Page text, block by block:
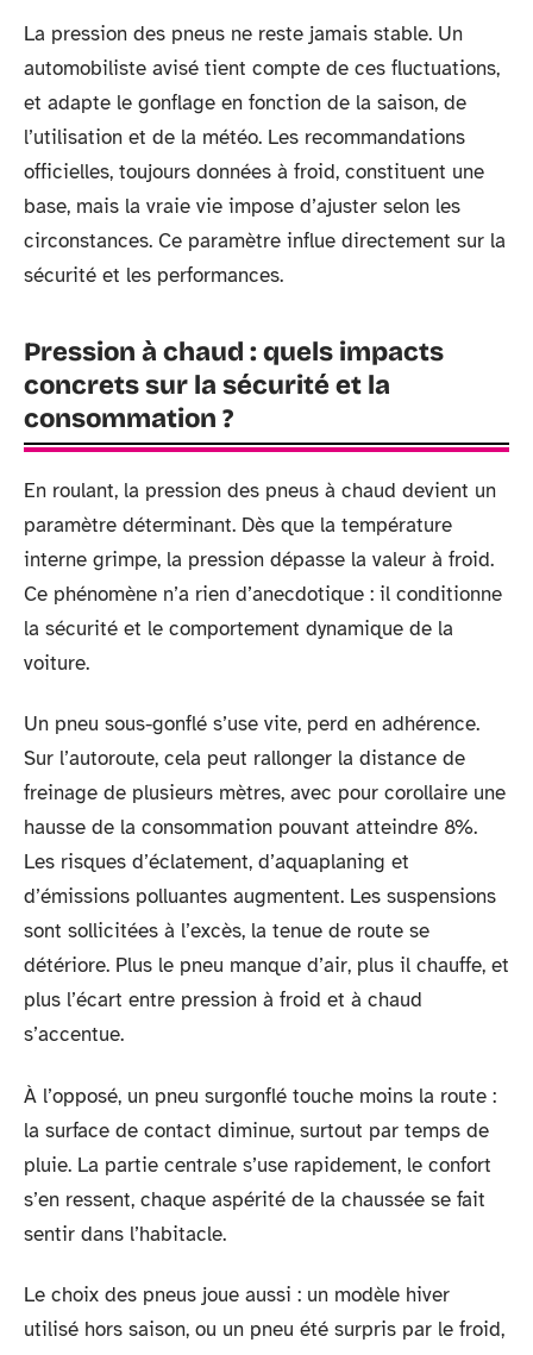
La pression des pneus ne reste jamais stable. Un
automobiliste avisé tient compte de ces fluctuations,
et adapte le gonflage en fonction de la saison, de
l’utilisation et de la météo. Les recommandations
officielles, toujours données à froid, constituent une
base, mais la vraie vie impose d’ajuster selon les
circonstances. Ce paramètre influe directement sur la
sécurité et les performances.
Pression à chaud : quels impacts
concrets sur la sécurité et la
consommation ?
En roulant, la pression des pneus à chaud devient un
paramètre déterminant. Dès que la température
interne grimpe, la pression dépasse la valeur à froid.
Ce phénomène n’a rien d’anecdotique : il conditionne
la sécurité et le comportement dynamique de la
voiture.
Un pneu sous-gonflé s’use vite, perd en adhérence.
Sur l’autoroute, cela peut rallonger la distance de
freinage de plusieurs mètres, avec pour corollaire une
hausse de la consommation pouvant atteindre 8%.
Les risques d’éclatement, d’aquaplaning et
d’émissions polluantes augmentent. Les suspensions
sont sollicitées à l’excès, la tenue de route se
détériore. Plus le pneu manque d’air, plus il chauffe, et
plus l’écart entre pression à froid et à chaud
s’accentue.
À l’opposé, un pneu surgonflé touche moins la route :
la surface de contact diminue, surtout par temps de
pluie. La partie centrale s’use rapidement, le confort
s’en ressent, chaque aspérité de la chaussée se fait
sentir dans l’habitacle.
Le choix des pneus joue aussi : un modèle hiver
utilisé hors saison, ou un pneu été surpris par le froid,